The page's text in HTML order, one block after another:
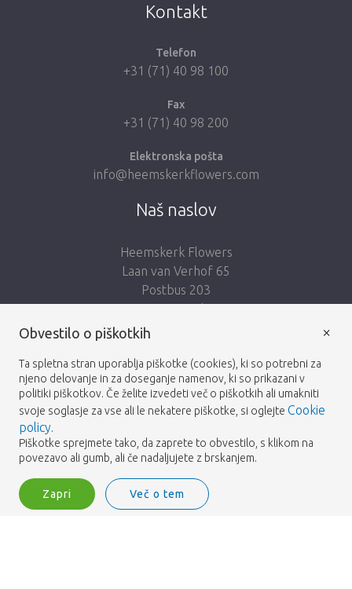
Kontakt
Telefon
+31 (71) 40 98 100
Fax
+31 (71) 40 98 200
Elektronska pošta
info@heemskerkflowers.com
Naš naslov
Heemskerk Flowers
Laan van Verhof 65
Postbus 203
2230 AE Rijnsburg
Netherlands
Sledi nam:
© 2026 -Heemskerk Flowers Pogoji Politika zasebnosti
Heemskerk Flowers is a trading name of BGH A.Heemskerk AZN b.v.
Obvestilo o piškotkih
Ta spletna stran uporablja piškotke (cookies), ki so potrebni za
njeno delovanje in za doseganje namenov, ki so prikazani v
politiki piškotkov. Če želite izvedeti več o piškotkih ali umakniti
svoje soglasje za vse ali le nekatere piškotke, si oglejte Cookie
policy.
Piškotke sprejmete tako, da zaprete to obvestilo, s klikom na
povezavo ali gumb, ali če nadaljujete z brskanjem.
Zapri Več o tem
×